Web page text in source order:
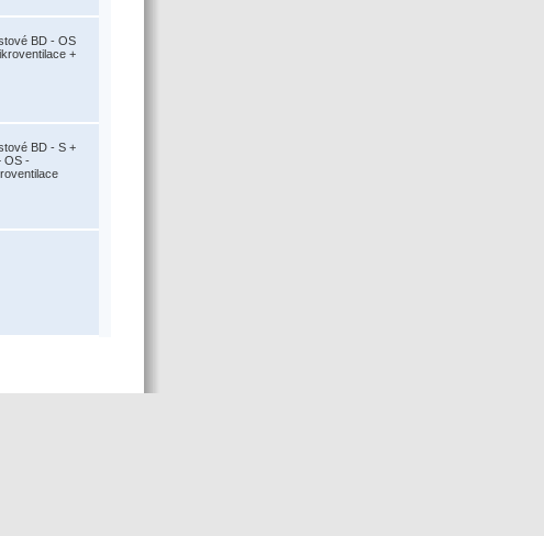
BD - OS
+
BD - S +
OS -